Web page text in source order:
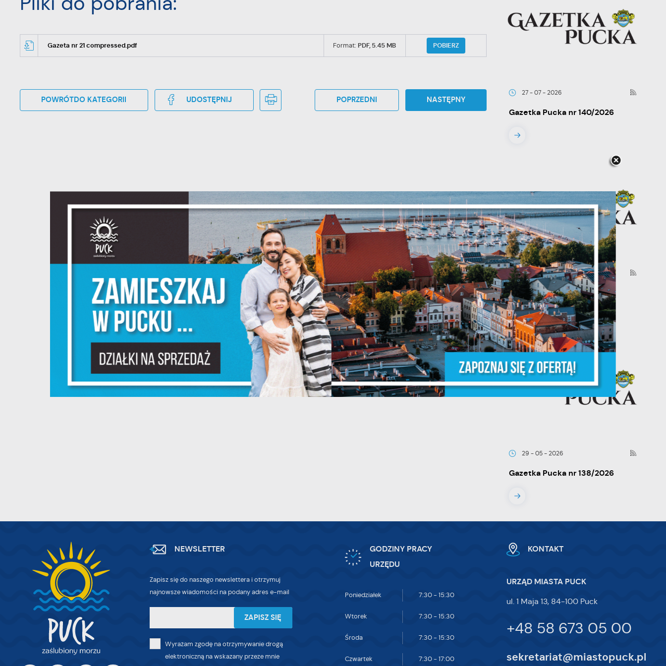
Gazeta nr 21 compressed.pdf Format: PDF, 5.45 MB POBIERZ
POWRÓTDO KATEGORII UDOSTĘPNIJ POPRZEDNI NASTĘPNY
27 - 07 - 2026
Gazetka Pucka nr 140/2026
30 - 06 - 2026
Gazetka Pucka nr 139/2026
29 - 05 - 2026
Gazetka Pucka nr 138/2026
NEWSLETTER
Zapisz się do naszego newslettera i otrzymuj
najnowsze wiadomości na podany adres e-mail
Wyrażam zgodę na otrzymywanie drogą
elektroniczną na wskazany przeze mnie
GODZINY PRACY
URZĘDU
Poniedziałek 7:30 - 15:30
Wtorek 7:30 - 15:30
Środa 7:30 - 15:30
Czwartek 7:30 - 17:00
KONTAKT
URZĄD MIASTA PUCK
ul. 1 Maja 13, 84-100 Puck
+48 58 673 05 00
sekretariat@miastopuck.pl
Ustawienia
Szanujemy Twoją prywatność. Możesz zmienić ustawienia cookies lub zaakceptować je
wszystkie. W dowolnym momencie możesz dokonać zmiany swoich ustawień.
Niezbędne
Niezbędne pliki cookies służą do prawidłowego funkcjonowania strony internetowej i
umożliwiają Ci komfortowe korzystanie z oferowanych przez nas usług.
Pliki cookies odpowiadają na podejmowane przez Ciebie działania w celu m.in.
dostosowania Twoich ustawień preferencji prywatności, logowania czy wypełniania
formularzy. Dzięki plikom cookies strona, z której korzystasz, może działać bez zakłóceń.
Funkcjonalne i personalizacyjne
Tego typu pliki cookies umożliwiają stronie internetowej zapamiętanie wprowadzonych
przez Ciebie ustawień oraz personalizację określonych funkcjonalności czy
prezentowanych treści.
formie zanonimizowanej. Wyrażenie zgody na analityczne pliki cookies gwarantuje
Promocyjne pliki cookies służą do prezentowania Ci naszych komunikatów na
podstawie analizy Twoich upodobań oraz Twoich zwyczajów dotyczących przeglądanej
witryny internetowej. Treści promocyjne mogą pojawić się na stronach podmiotów
trzecich lub firm będących naszymi partnerami oraz innych dostawców usług. Firmy te
działają w charakterze pośredników prezentujących nasze treści w postaci wiadomości,
ZAPISZ WYBRANE